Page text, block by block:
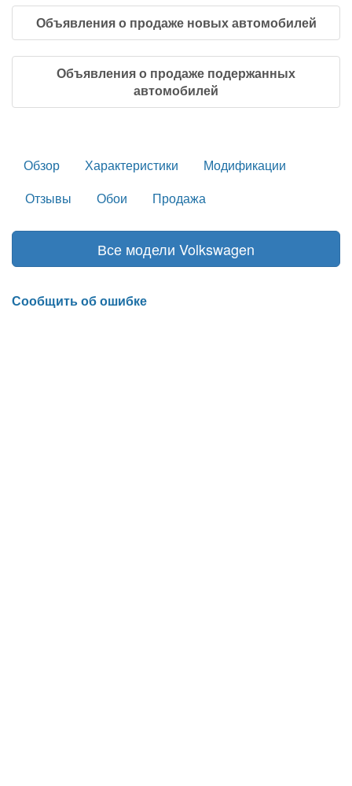
Объявления о продаже новых автомобилей
Объявления о продаже подержанных
автомобилей
Обзор Характеристики
Модификации
Отзывы
Обои Продажа
Все модели Volkswagen
Сообщить об ошибке